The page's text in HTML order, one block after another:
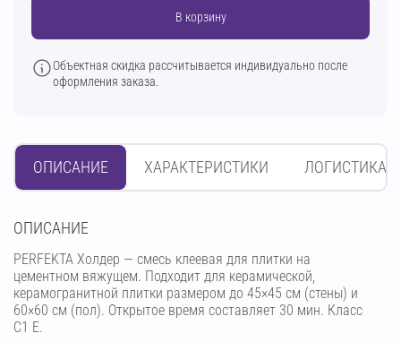
В корзину
Объектная скидка рассчитывается индивидуально после
оформления заказа.
ОПИСАНИЕ ХАРАКТЕРИСТИКИ ЛОГИСТИКА
OПИСАНИЕ
PERFEKTA Холдер — смесь клеевая для плитки на
цементном вяжущем. Подходит для керамической,
керамогранитной плитки размером до 45×45 см (стены) и
60×60 см (пол). Открытое время составляет 30 мин. Класс
C1 Е.